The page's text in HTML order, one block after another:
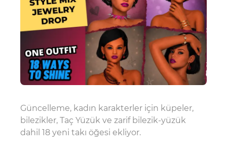
Güncelleme, kadın karakterler için küpeler,
bilezikler, Taç Yüzük ve zarif bilezik-yüzük
dahil 18 yeni takı öğesi ekliyor.